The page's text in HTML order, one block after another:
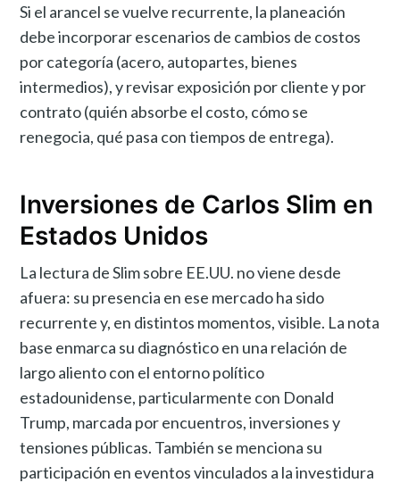
Si el arancel se vuelve recurrente, la planeación
debe incorporar escenarios de cambios de costos
por categoría (acero, autopartes, bienes
intermedios), y revisar exposición por cliente y por
contrato (quién absorbe el costo, cómo se
renegocia, qué pasa con tiempos de entrega).
Inversiones de Carlos Slim en
Estados Unidos
La lectura de Slim sobre EE.UU. no viene desde
afuera: su presencia en ese mercado ha sido
recurrente y, en distintos momentos, visible. La nota
base enmarca su diagnóstico en una relación de
largo aliento con el entorno político
estadounidense, particularmente con Donald
Trump, marcada por encuentros, inversiones y
tensiones públicas. También se menciona su
participación en eventos vinculados a la investidura